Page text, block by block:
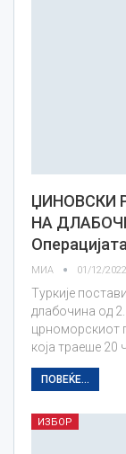
ЏИНОВСКИ
НА
МИА 01/12/2022
Туркије
длабочина од
црноморскиот
која траеше 20
ПОВЕЌЕ...
ИЗБОР